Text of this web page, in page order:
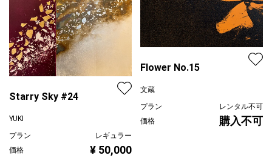
Starry Sky #24
YUKI
プラン
レギュラー
価格
¥ 50,000
Flower No.15
文蔵
プラン
レンタル不可
価格
購入不可